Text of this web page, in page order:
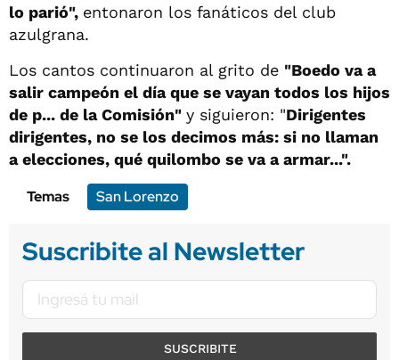
lo parió", entonaron los fanáticos del club
azulgrana.
Los cantos continuaron al grito de "Boedo va a
salir campeón el día que se vayan todos los hijos
de p... de la Comisión" y siguieron: "Dirigentes
dirigentes, no se los decimos más: si no llaman
a elecciones, qué quilombo se va a armar...".
Temas
San Lorenzo
Suscribite al Newsletter
SUSCRIBITE